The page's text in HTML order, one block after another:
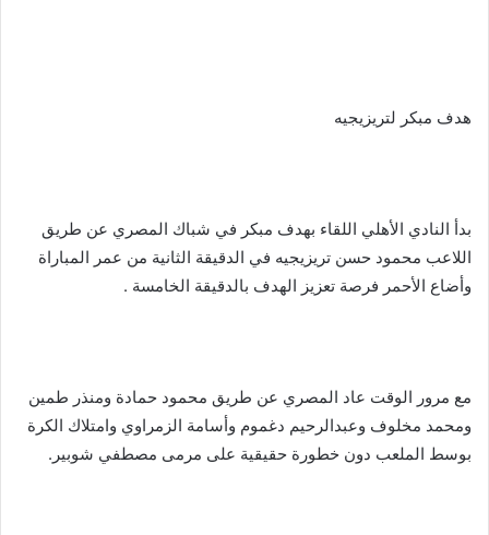
هدف مبكر لتريزيجيه
بدأ النادي الأهلي اللقاء بهدف مبكر في شباك المصري عن طريق
اللاعب محمود حسن تريزيجيه في الدقيقة الثانية من عمر المباراة
وأضاع الأحمر فرصة تعزيز الهدف بالدقيقة الخامسة .
مع مرور الوقت عاد المصري عن طريق محمود حمادة ومنذر طمين
ومحمد مخلوف وعبدالرحيم دغموم وأسامة الزمراوي وامتلاك الكرة
بوسط الملعب دون خطورة حقيقية على مرمى مصطفي شوبير.